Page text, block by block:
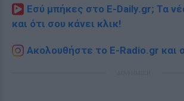
Εσύ μπήκες στο E-Daily.gr; Τα
και ότι σου κάνει κλικ!
Ακολουθήστε το E-Radio.gr και